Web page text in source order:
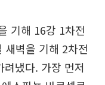
기해 16강 1차전
벽을 기해 2차전
냈다. 가장 먼저